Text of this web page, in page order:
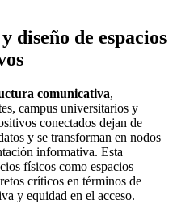
diseño de espacios
comunicativa,
campus universitarios y
conectados dejan de
y se transforman en nodos
informativa. Esta
físicos como espacios
críticos en términos de
y equidad en el acceso.